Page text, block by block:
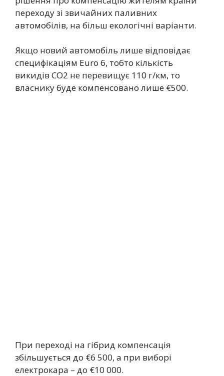
переходу зі звичайних паливних
автомобілів, на більш екологічні варіанти.
Якщо новий автомобіль лише відповідає
специфікаціям Euro 6, тобто кількість
викидів CO2 не перевищує 110 г/км, то
власнику буде компенсовано лише €500.
При переході на гібрид компенсація
збільшується до €6 500, а при виборі
електрокара – до €10 000.